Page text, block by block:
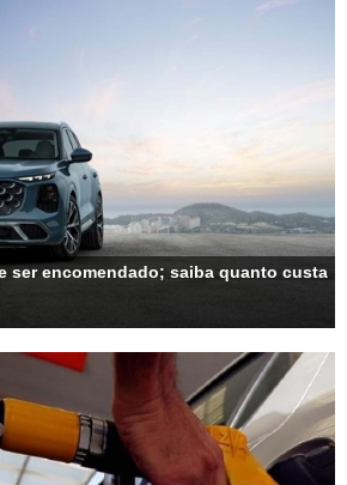
ser encomendado; saiba quanto custa